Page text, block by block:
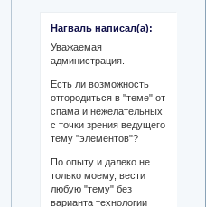
Нагваль написал(а):
Уважаемая
администрация.
Есть ли возможность
отгородиться в "теме" от
спама и нежелательных
с точки зрения ведущего
тему "элементов"?
По опыту и далеко не
только моему, вести
любую "тему" без
варианта технологии